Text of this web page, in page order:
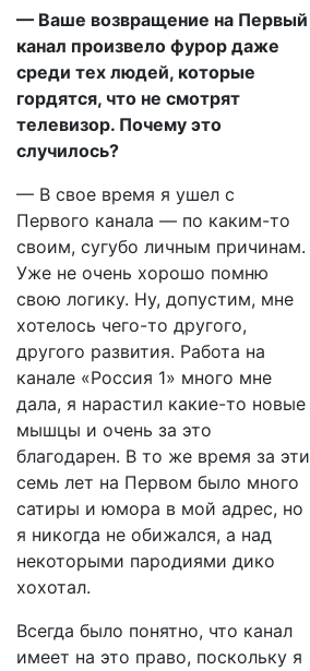
— Ваше возвращение на Первый
канал произвело фурор даже
среди тех людей, которые
гордятся, что не смотрят
телевизор. Почему это
случилось?
— В свое время я ушел с
Первого канала — по каким-то
своим, сугубо личным причинам.
Уже не очень хорошо помню
свою логику. Ну, допустим, мне
хотелось чего-то другого,
другого развития. Работа на
канале «Россия 1» много мне
дала, я нарастил какие-то новые
мышцы и очень за это
благодарен. В то же время за эти
семь лет на Первом было много
сатиры и юмора в мой адрес, но
я никогда не обижался, а над
некоторыми пародиями дико
хохотал.
Всегда было понятно, что канал
имеет на это право, поскольку я